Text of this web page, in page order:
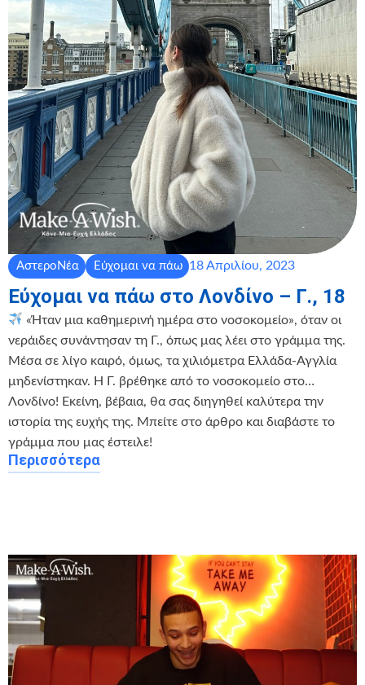
ΑστεροΝέα Εύχομαι να πάω 18 Απριλίου, 2023
Εύχομαι να πάω στο Λονδίνο – Γ., 18
«Ήταν μια καθημερινή ημέρα στο νοσοκομείο», όταν οι
νεράιδες συνάντησαν τη Γ., όπως μας λέει στο γράμμα της.
Μέσα σε λίγο καιρό, όμως, τα χιλιόμετρα Ελλάδα-Αγγλία
μηδενίστηκαν. Η Γ. βρέθηκε από το νοσοκομείο στο…
Λονδίνο! Εκείνη, βέβαια, θα σας διηγηθεί καλύτερα την
ιστορία της ευχής της. Μπείτε στο άρθρο και διαβάστε το
γράμμα που μας έστειλε!
Περισσότερα